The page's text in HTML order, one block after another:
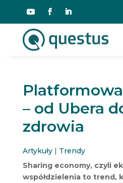
– od Ubera
zdrowia
Artykuły| Trendy
Sharing economy, czyli
współdzielenia to trend,